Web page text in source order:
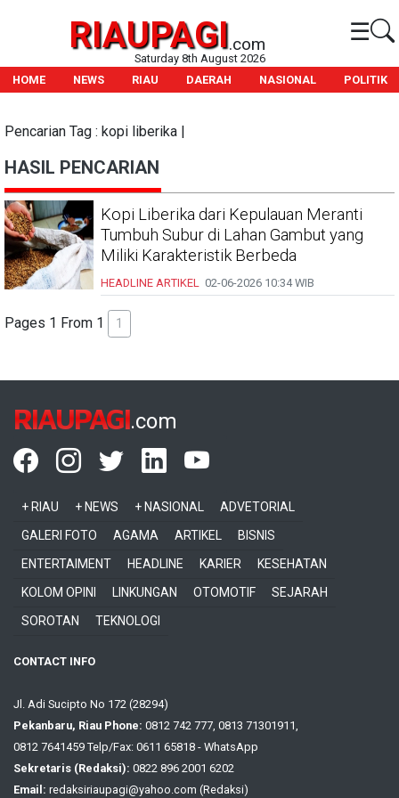
RIAUPAGI.com ☰
Saturday 8th August 2026
HOME
NEWS RIAU DAERAH NASIONAL POLITIK
Pencarian Tag : kopi liberika |
HASIL PENCARIAN
Kopi Liberika dari Kepulauan Meranti
Tumbuh Subur di Lahan Gambut yang
Miliki Karakteristik Berbeda
HEADLINE ARTIKEL 02-06-2026 10:34 WIB
Pages 1 From 1 1
RIAUPAGI.com
+ RIAU + NEWS + NASIONAL
ADVETORIAL
GALERI FOTO
AGAMA ARTIKEL
BISNIS
ENTERTAIMENT
HEADLINE KARIER
KESEHATAN
KOLOM OPINI
LINKUNGAN OTOMOTIF
SEJARAH
SOROTAN
TEKNOLOGI
CONTACT INFO
Jl. Adi Sucipto No 172 (28294)
Pekanbaru, Riau Phone: 0812 742 777, 0813 71301911,
0812 7641459 Telp/Fax: 0611 65818 - WhatsApp
Sekretaris (Redaksi): 0822 896 2001 6202
Email: redaksiriaupagi@yahoo.com (Redaksi)